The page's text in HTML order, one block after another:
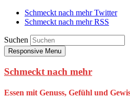
Schmeckt nach mehr Twitter
Schmeckt nach mehr RSS
Suchen
Responsive Menu
Schmeckt nach mehr
Essen mit Genuss, Gefühl und